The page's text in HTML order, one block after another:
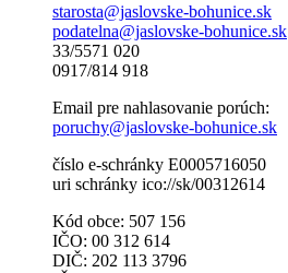
starosta@jaslovske-bohunice.sk
podatelna@jaslovske-bohunice.sk
33/5571 020
0917/814 918
Email pre nahlasovanie porúch:
poruchy@jaslovske-bohunice.sk
číslo e-schránky E0005716050
uri schránky ico://sk/00312614
Kód obce: 507 156
IČO: 00 312 614
DIČ: 202 113 3796